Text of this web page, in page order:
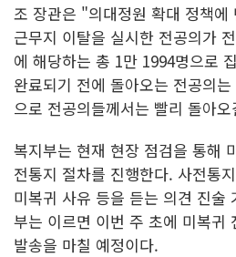
조 장관은 "의대정원 확대 정책에
근무지 이탈을 실시한 전공의가
에 해당하는 총 1만 1994명으로
완료되기 전에 돌아오는 전공의
으로 전공의들께서는 빨리 돌아
복지부는 현재 현장 점검을 통해
전통지 절차를 진행한다. 사전통
미복귀 사유 등을 듣는 의견 진술
부는 이르면 이번 주 초에 미복귀
발송을 마칠 예정이다.